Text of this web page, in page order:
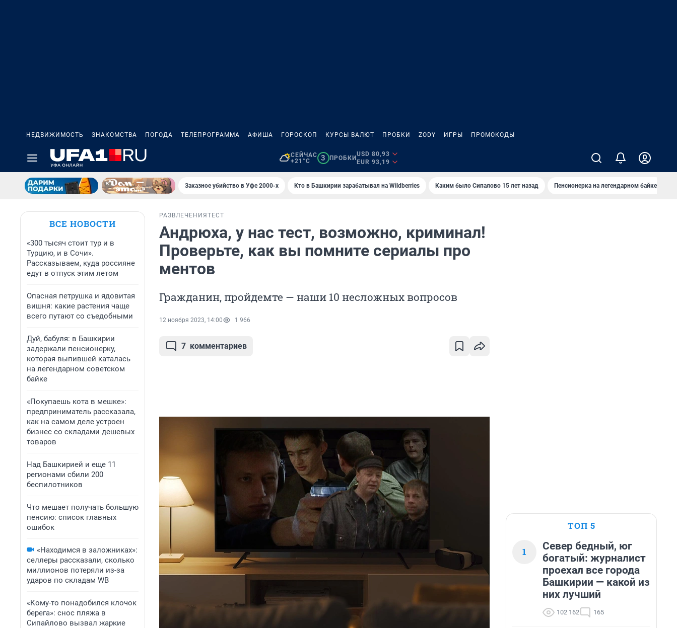
НЕДВИЖИМОСТЬ ЗНАКОМСТВА ПОГОДА ТЕЛЕПРОГРАММА АФИША ГОРОСКОП КУРСЫ ВАЛЮТ ПРОБКИ ZODY ИГРЫ ПРОМОКОДЫ
СЕЙЧАС
+21°C
3 ПРОБКИ
USD 80,93
EUR 93,19
Заказное убийство в Уфе 2000-х Кто в Башкирии зарабатывал на Wildberries Каким было Сипалово 15 лет назад Пенсионерка на легендарном байке
ВСЕ НОВОСТИ
«300 тысяч стоит тур и в
Турцию, и в Сочи».
Рассказываем, куда россияне
едут в отпуск этим летом
Опасная петрушка и ядовитая
вишня: какие растения чаще
всего путают со съедобными
Дуй, бабуля: в Башкирии
задержали пенсионерку,
которая выпившей каталась
на легендарном советском
байке
«Покупаешь кота в мешке»:
предприниматель рассказала,
как на самом деле устроен
бизнес со складами дешевых
товаров
Над Башкирией и еще 11
регионами сбили 200
беспилотников
Что мешает получать большую
пенсию: список главных
ошибок
«Находимся в заложниках»:
селлеры рассказали, сколько
миллионов потеряли из-за
ударов по складам WB
«Кому-то понадобился клочок
берега»: снос пляжа в
Сипайлово вызвал жаркие
РАЗВЛЕЧЕНИЯ ТЕСТ
Андрюха, у нас тест, возможно, криминал!
Проверьте, как вы помните сериалы про
ментов
Гражданин, пройдемте — наши 10 несложных вопросов
12 ноября 2023, 14:00 1 966
7 комментариев
ТОП 5
1
Север бедный, юг
богатый: журналист
проехал все города
Башкирии — какой из
них лучший
102 162 165